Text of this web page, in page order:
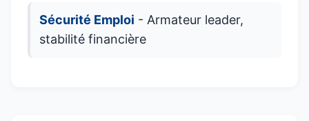
Sécurité Emploi - Armateur leader,
stabilité financière